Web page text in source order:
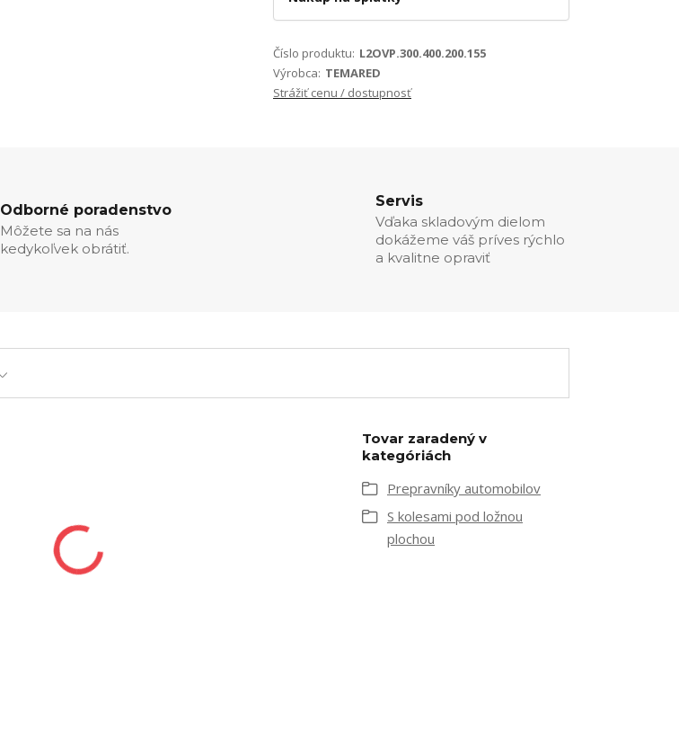
Číslo produktu: L2OVP.300.400.200.155
Výrobca: TEMARED
Strážiť cenu / dostupnosť
Odborné poradenstvo
Môžete sa na nás
kedykoľvek obrátiť.
Servis
Vďaka skladovým dielom
dokážeme váš príves rýchlo
a kvalitne opraviť
Tovar zaradený v
kategóriách
Prepravníky automobilov
S kolesami pod ložnou
plochou